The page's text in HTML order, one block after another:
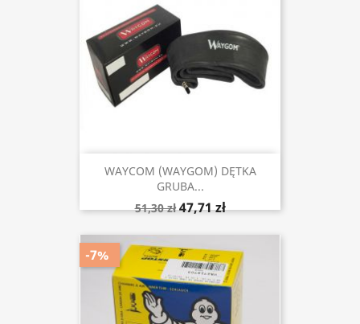
WAYCOM (WAYGOM) DĘTKA
GRUBA...
51,30 zł 47,71 zł
-7%